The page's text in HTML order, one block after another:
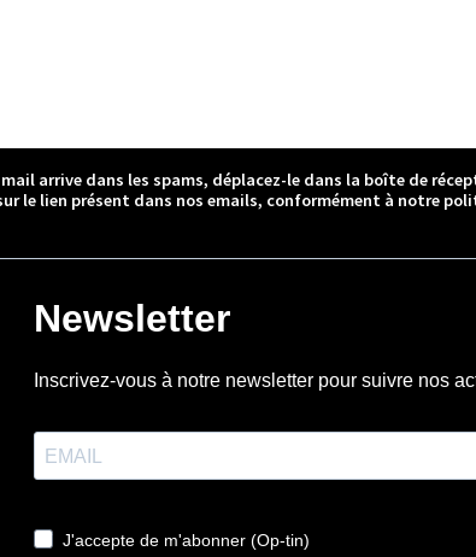
arrive dans les spams, déplacez-le dans la boîte de
le lien présent dans nos emails, conformément à notre